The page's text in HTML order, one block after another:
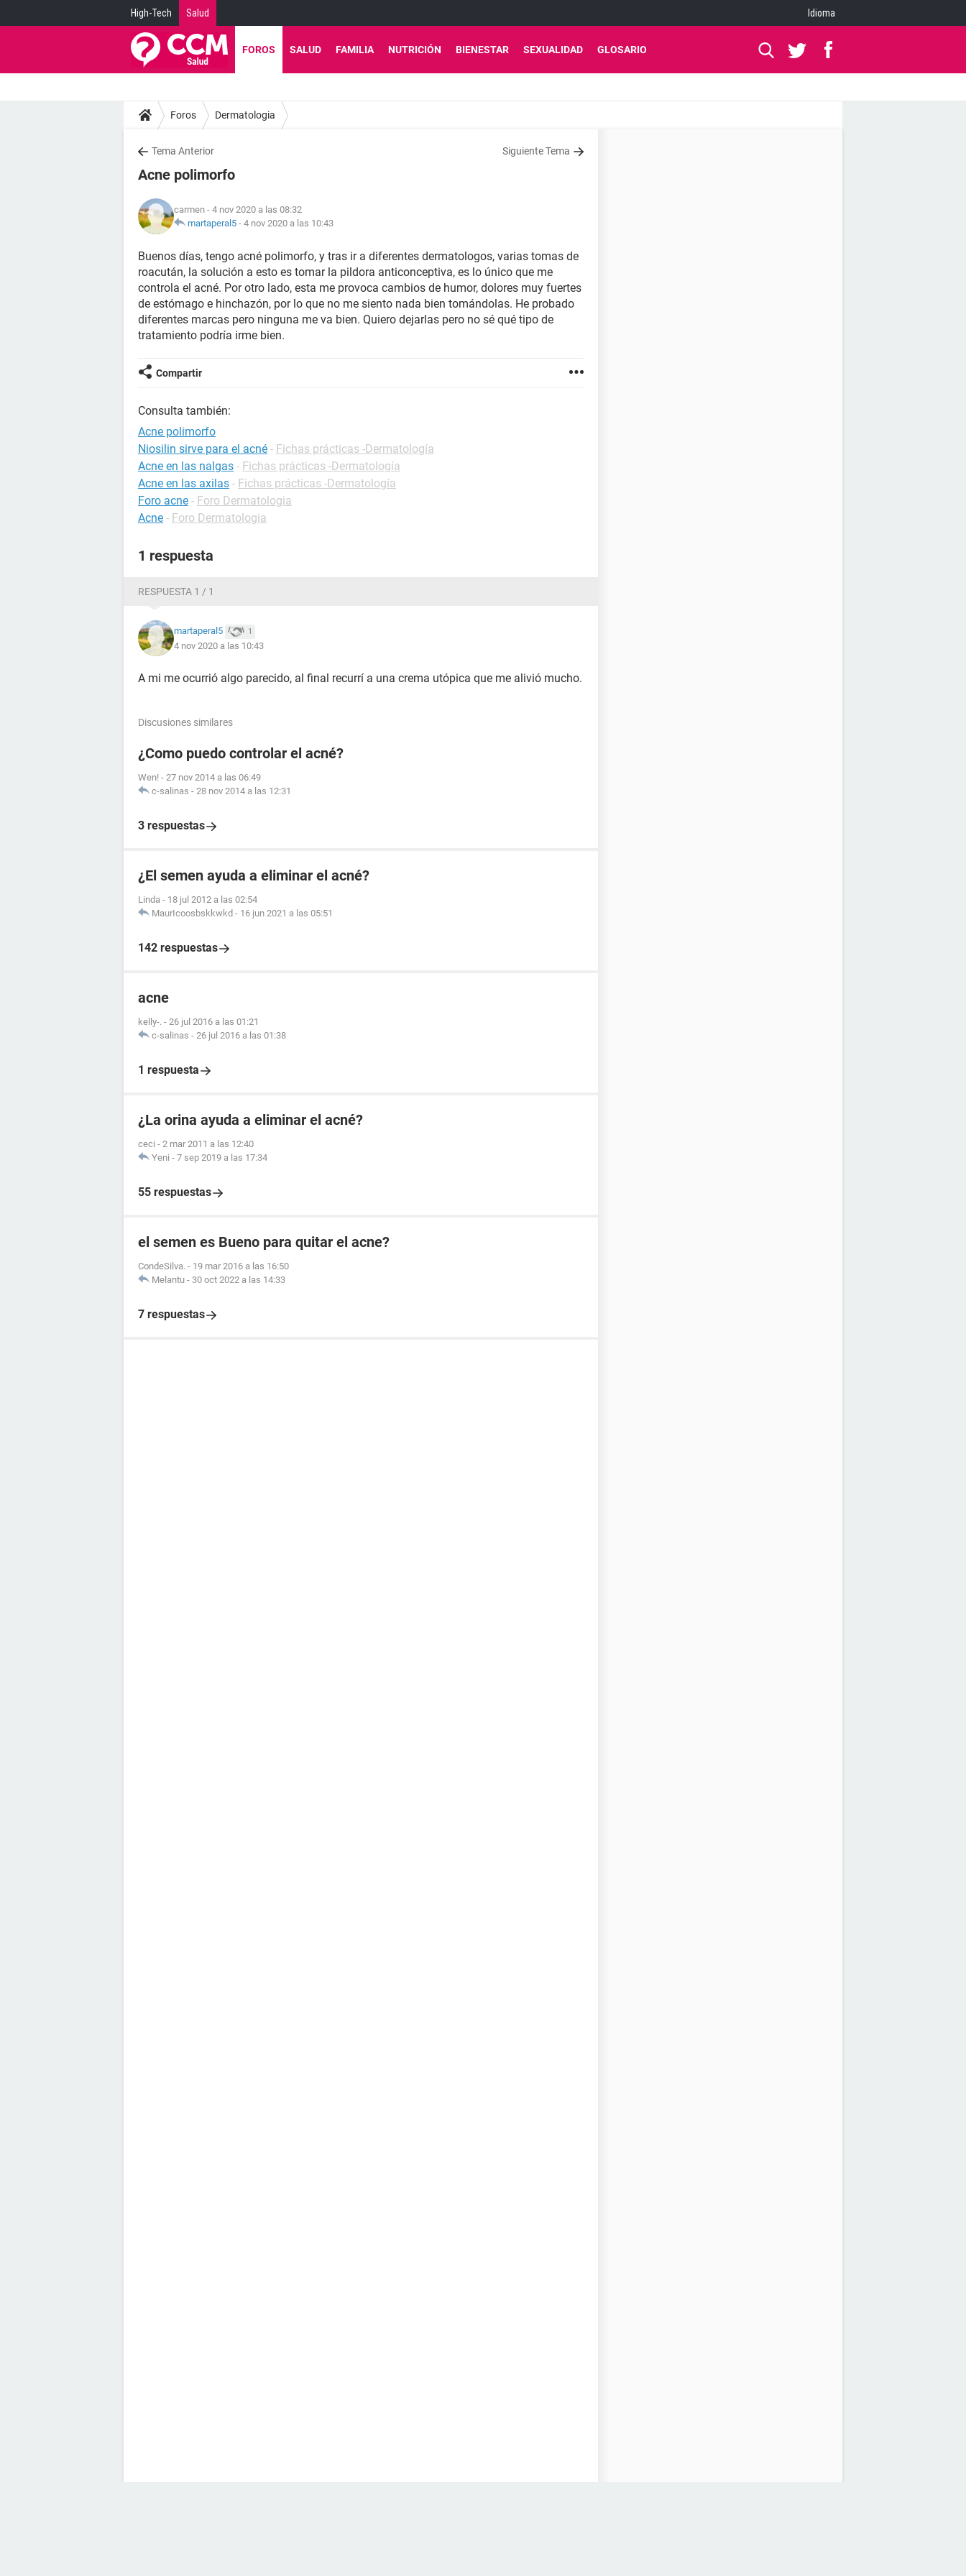
High-Tech Salud Idioma
FOROS SALUD FAMILIA NUTRICIÓN BIENESTAR SEXUALIDAD GLOSARIO
Foros Dermatologia
Tema Anterior Siguiente Tema
Acne polimorfo
carmen - 4 nov 2020 a las 08:32
martaperal5 - 4 nov 2020 a las 10:43
Buenos días, tengo acné polimorfo, y tras ir a diferentes dermatologos, varias tomas de
roacután, la solución a esto es tomar la pildora anticonceptiva, es lo único que me
controla el acné. Por otro lado, esta me provoca cambios de humor, dolores muy fuertes
de estómago e hinchazón, por lo que no me siento nada bien tomándolas. He probado
diferentes marcas pero ninguna me va bien. Quiero dejarlas pero no sé qué tipo de
tratamiento podría irme bien.
Compartir
Consulta también:
Acne polimorfo
Niosilin sirve para el acné - Fichas prácticas -Dermatología
Acne en las nalgas - Fichas prácticas -Dermatología
Acne en las axilas - Fichas prácticas -Dermatología
Foro acne - Foro Dermatologia
Acne - Foro Dermatologia
1 respuesta
RESPUESTA 1 / 1
martaperal5 1
4 nov 2020 a las 10:43
A mi me ocurrió algo parecido, al final recurrí a una crema utópica que me alivió mucho.
Discusiones similares
¿Como puedo controlar el acné?
Wen! - 27 nov 2014 a las 06:49
c-salinas - 28 nov 2014 a las 12:31
3 respuestas
¿El semen ayuda a eliminar el acné?
Linda - 18 jul 2012 a las 02:54
MaurIcoosbskkwkd - 16 jun 2021 a las 05:51
142 respuestas
acne
kelly-. - 26 jul 2016 a las 01:21
c-salinas - 26 jul 2016 a las 01:38
1 respuesta
¿La orina ayuda a eliminar el acné?
ceci - 2 mar 2011 a las 12:40
Yeni - 7 sep 2019 a las 17:34
55 respuestas
el semen es Bueno para quitar el acne?
CondeSilva. - 19 mar 2016 a las 16:50
Melantu - 30 oct 2022 a las 14:33
7 respuestas